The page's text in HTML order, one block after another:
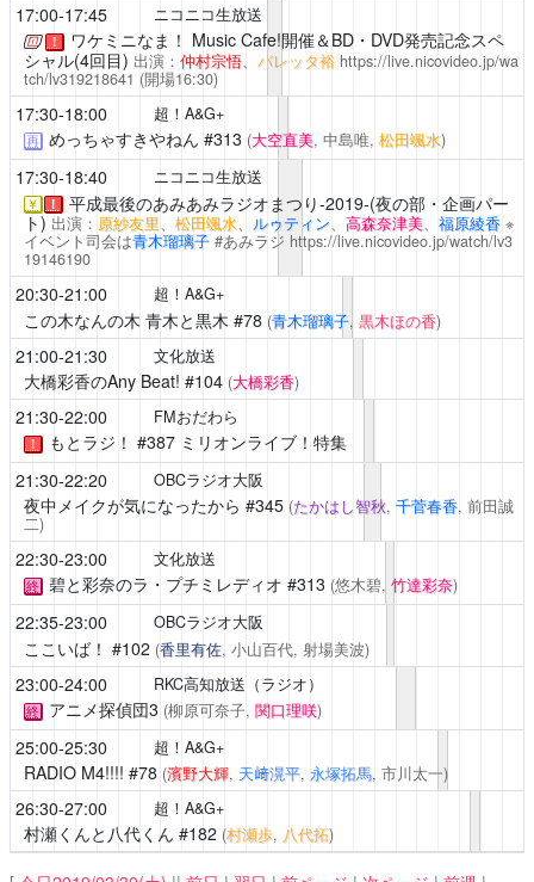
17:00-17:45 ニコニコ生放送
！ ワケミニなま！ Music Cafe!開催＆BD・DVD発売記念スペ
シャル(4回目) 出演： 仲村宗悟、 バレッタ裕 https://live.nicovideo.jp/wa
tch/lv319218641 (開場16:30)
17:30-18:00 超！A&G+
再 めっちゃすきやねん #313 (大空直美, 中島唯, 松田颯水)
17:30-18:40 ニコニコ生放送
￥ ！
平成最後のあみあみラジオまつり-2019-(夜の部・企画パー
ト) 出演： 原紗友里、 松田颯水、 ルゥティン、 高森奈津美、 福原綾香※
イベント司会は青木瑠璃子#あみラジ https://live.nicovideo.jp/watch/lv3
19146190
20:30-21:00 超！A&G+
この木なんの木 青木と黒木 #78 (青木瑠璃子, 黒木ほの香)
21:00-21:30 文化放送
大橋彩香のAny Beat! #104 (大橋彩香)
21:30-22:00 FMおだわら
！ もとラジ！ #387 ミリオンライブ！特集
21:30-22:20
OBCラジオ大阪
夜中メイクが気になったから #345 (たかはし智秋, 千菅春香, 前田誠
二)
22:30-23:00 文化放送
終 碧と彩奈のラ・プチミレディオ #313 (悠木碧, 竹達彩奈)
22:35-23:00 OBCラジオ大阪
ここいば！ #102 (香里有佐, 小山百代, 射場美波)
23:00-24:00 RKC高知放送（ラジオ）
終 アニメ探偵団3 (柳原可奈子, 関口理咲)
25:00-25:30 超！A&G+
RADIO M4!!!! #78 (濱野大輝, 天﨑滉平, 永塚拓馬, 市川太一)
26:30-27:00 超！A&G+
村瀬くんと八代くん #182 (村瀬歩, 八代拓)